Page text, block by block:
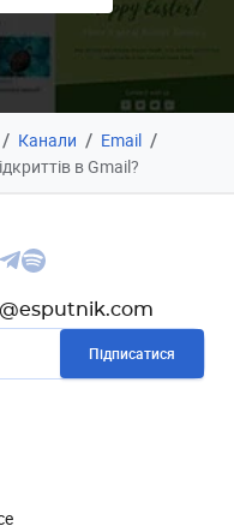
/ Канали / Email /
в Gmail?
Підписатися